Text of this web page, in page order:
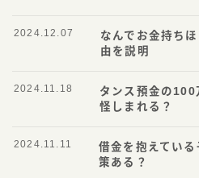
なんでお金持ち
由を説明
2024.12.07
タンス預金の100
怪しまれる？
2024.11.18
借金を抱えてい
策ある？
2024.11.11